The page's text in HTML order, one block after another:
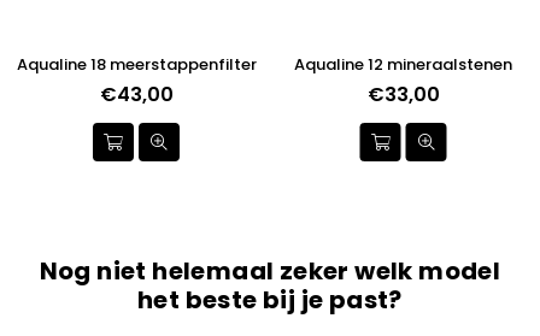
Aqualine 18 meerstappenfilter
€43,00
Aqualine 12 mineraalstenen
Normale
prijs
€33,00
Nog niet helemaal zeker welk model
het beste bij je past?